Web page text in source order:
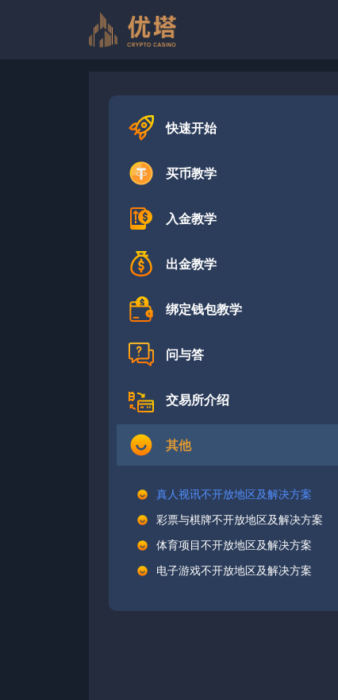
快速开始
买币教学
入金教学
出金教学
绑定钱包教学
问与答
交易所介绍
其他
真人视讯不开放地区及解决方案
彩票与棋牌不开放地区及解决方案
体育项目不开放地区及解决方案
电子游戏不开放地区及解决方案